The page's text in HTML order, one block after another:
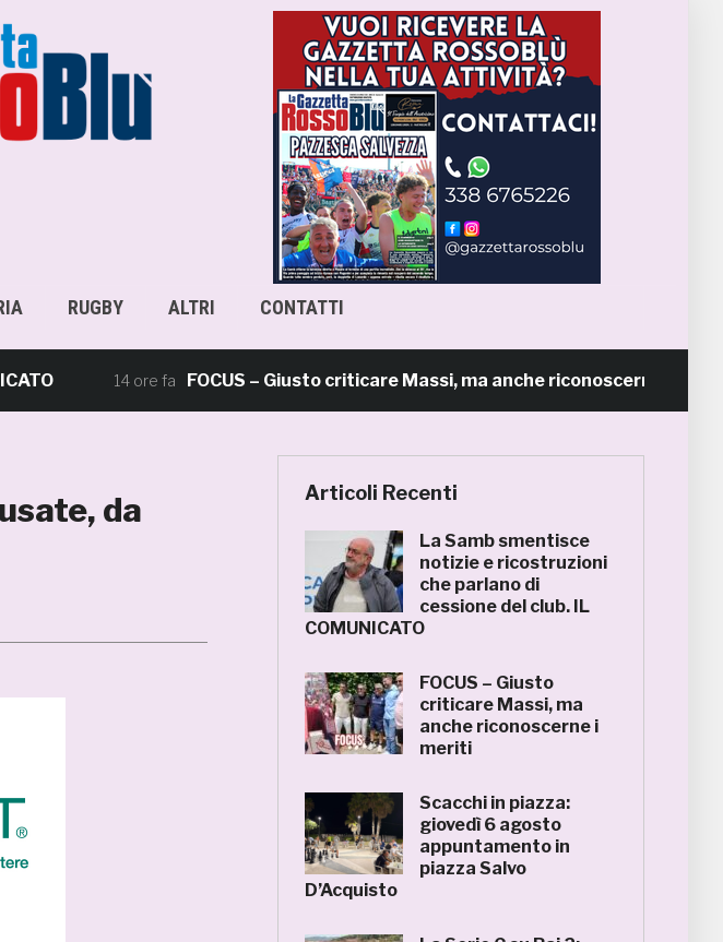
RUGBY ALTRI CONTATTI
14 ore fa FOCUS – Giusto criticare Massi, ma anche riconoscerne i meriti
da
Articoli Recenti
La Samb smentisce
notizie e ricostruzioni
che parlano di
cessione del club. IL
COMUNICATO
FOCUS – Giusto
criticare Massi, ma
anche riconoscerne i
meriti
Scacchi in piazza:
giovedì 6 agosto
appuntamento in
piazza Salvo
D’Acquisto